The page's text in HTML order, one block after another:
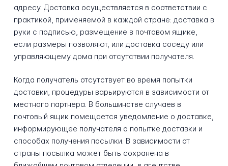
адресу. Доставка осуществляется в соответствии с
практикой, применяемой в каждой стране: доставка в
руки с подписью, размещение в почтовом ящике,
если размеры позволяют, или доставка соседу или
управляющему дома при отсутствии получателя.
Когда получатель отсутствует во время попытки
доставки, процедуры варьируются в зависимости от
местного партнера. В большинстве случаев в
почтовый ящик помещается уведомление о доставке,
информирующее получателя о попытке доставки и
способах получения посылки. В зависимости от
страны посылка может быть сохранена в